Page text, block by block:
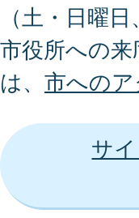
（土・日曜
市役所への
は、 市への
サ